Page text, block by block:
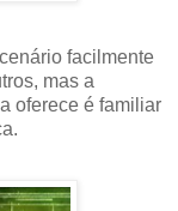
facilmente
mas a
oferece é familiar